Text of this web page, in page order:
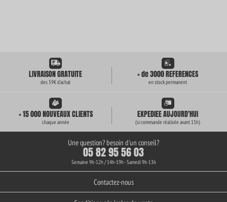
LIVRAISON GRATUITE
des 59€ d'achat
+ de 3000 REFERENCES
en stock permanent
+ 15 000 NOUVEAUX CLIENTS
chaque année
EXPEDIEE AUJOURD'HUI
(si commande réalisée avant 15h)
Une question? besoin d'un conseil?
05 82 95 56 03
Semaine 9h-12h / 14h-19h - Samedi 9h-13h
Contactez-nous